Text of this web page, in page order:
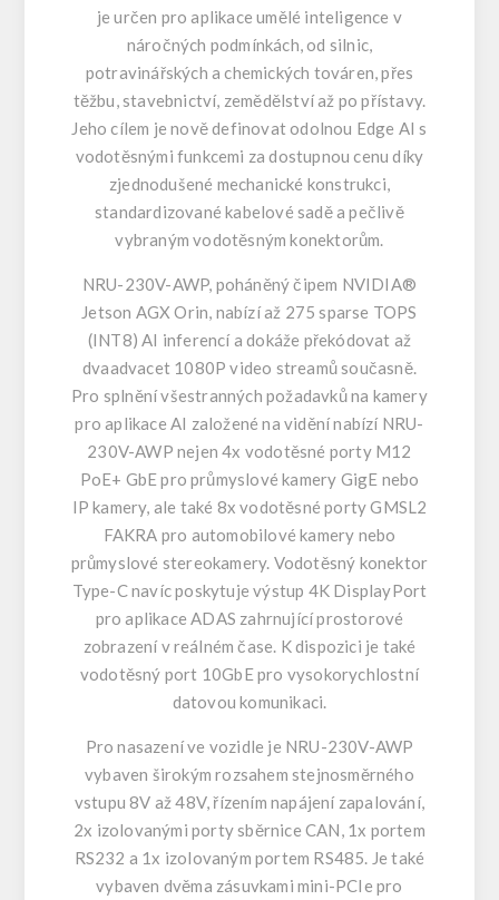
je určen pro aplikace umělé inteligence v
náročných podmínkách, od silnic,
potravinářských a chemických továren, přes
těžbu, stavebnictví, zemědělství až po přístavy.
Jeho cílem je nově definovat odolnou Edge AI s
vodotěsnými funkcemi za dostupnou cenu díky
zjednodušené mechanické konstrukci,
standardizované kabelové sadě a pečlivě
vybraným vodotěsným konektorům.
NRU-230V-AWP, poháněný čipem NVIDIA®
Jetson AGX Orin, nabízí až 275 sparse TOPS
(INT8) AI inferencí a dokáže překódovat až
dvaadvacet 1080P video streamů současně.
Pro splnění všestranných požadavků na kamery
pro aplikace AI založené na vidění nabízí NRU-
230V-AWP nejen 4x vodotěsné porty M12
PoE+ GbE pro průmyslové kamery GigE nebo
IP kamery, ale také 8x vodotěsné porty GMSL2
FAKRA pro automobilové kamery nebo
průmyslové stereokamery. Vodotěsný konektor
Type-C navíc poskytuje výstup 4K DisplayPort
pro aplikace ADAS zahrnující prostorové
zobrazení v reálném čase. K dispozici je také
vodotěsný port 10GbE pro vysokorychlostní
datovou komunikaci.
Pro nasazení ve vozidle je NRU-230V-AWP
vybaven širokým rozsahem stejnosměrného
vstupu 8V až 48V, řízením napájení zapalování,
2x izolovanými porty sběrnice CAN, 1x portem
RS232 a 1x izolovaným portem RS485. Je také
vybaven dvěma zásuvkami mini-PCIe pro